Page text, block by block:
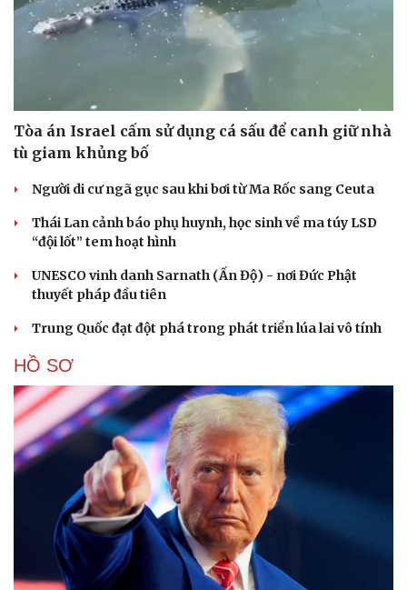
Cải chính
Tòa án Israel cấm sử dụng cá sấu để canh giữ nhà
tù giam khủng bố
Người di cư ngã gục sau khi bơi từ Ma Rốc sang Ceuta
Thái Lan cảnh báo phụ huynh, học sinh về ma túy LSD
“đội lốt” tem hoạt hình
UNESCO vinh danh Sarnath (Ấn Độ) - nơi Đức Phật
thuyết pháp đầu tiên
Trung Quốc đạt đột phá trong phát triển lúa lai vô tính
HỒ SƠ